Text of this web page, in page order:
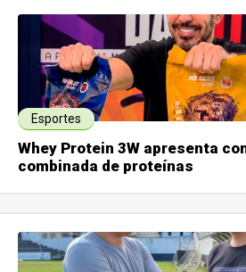
Esportes
Whey Protein 3W apresenta
combinada de proteínas